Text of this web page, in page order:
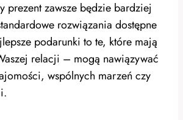
prezent zawsze będzie bardziej
rozwiązania dostępne
podarunki to te, które mają
relacji – mogą nawiązywać
wspólnych marzeń czy